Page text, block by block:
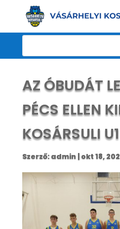
AZ ÓBUDÁT
PÉCS ELLEN
KOSÁRSULI
Szerző: admin | okt 18,